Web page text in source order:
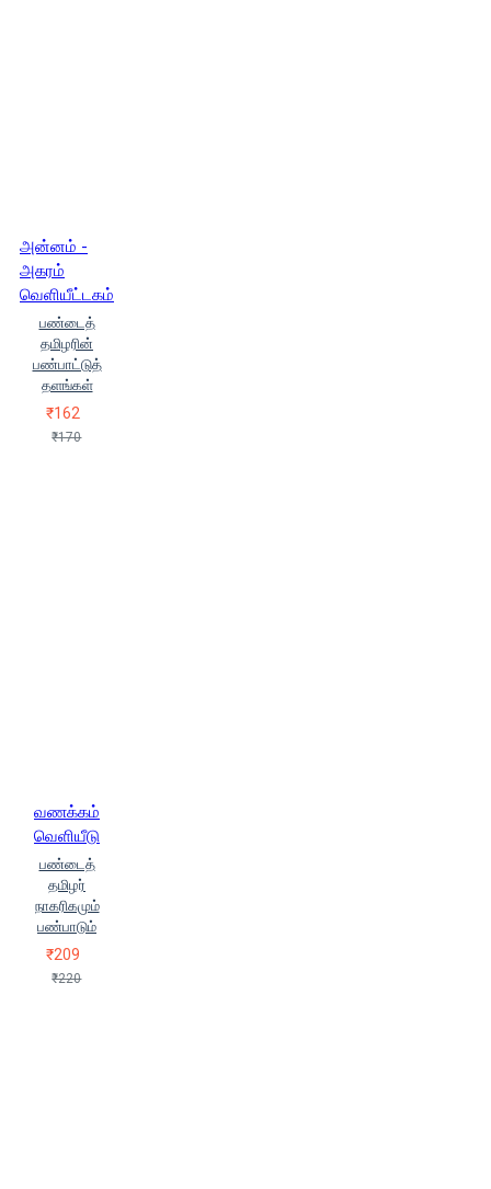
அன்னம் -
அகரம்
வெளியீட்டகம்
பண்டைத்
தமிழரின்
பண்பாட்டுத்
தளங்கள்
₹162
₹170
வணக்கம்
வெளியீடு
பண்டைத்
தமிழர்
நாகரிகமும்
பண்பாடும்
₹209
₹220